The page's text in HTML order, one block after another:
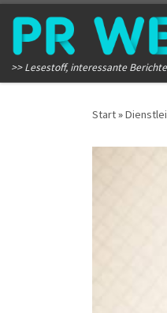
Zum Inhalt springen
>> Lesestoff, interessante
Start»